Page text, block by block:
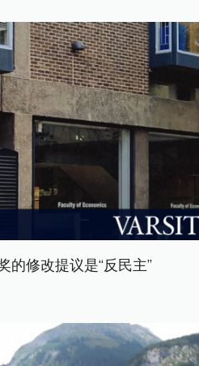
的修改提议是“反民主”